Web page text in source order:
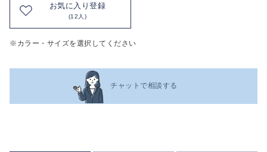
お気に入り登録
(12人)
※カラー・サイズを選択してください
チャットで相談する